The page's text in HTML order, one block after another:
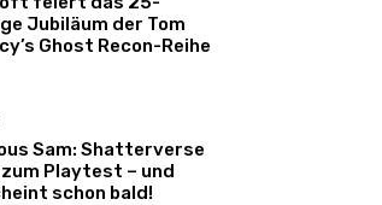
Jubiläum der Tom
Ghost Recon-Reihe
Sam: Shatterverse
Playtest – und
schon bald!